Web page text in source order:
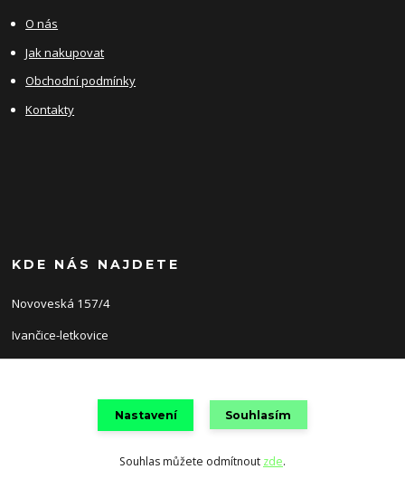
O nás
Jak nakupovat
Obchodní podmínky
Kontakty
KDE NÁS NAJDETE
Novoveská 157/4
Ivančice-letkovice
Vytvořeno na Eshop-rychle.cz
Nastavení Souhlasím
Souhlas můžete odmítnout zde.